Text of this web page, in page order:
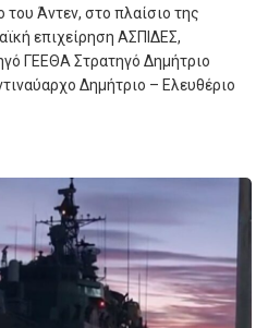
Άντεν, στο πλαίσιο της
επιχείρηση ΑΣΠΙΔΕΣ,
ΓΕΕΘΑ Στρατηγό Δημήτριο
Δημήτριο – Ελευθέριο